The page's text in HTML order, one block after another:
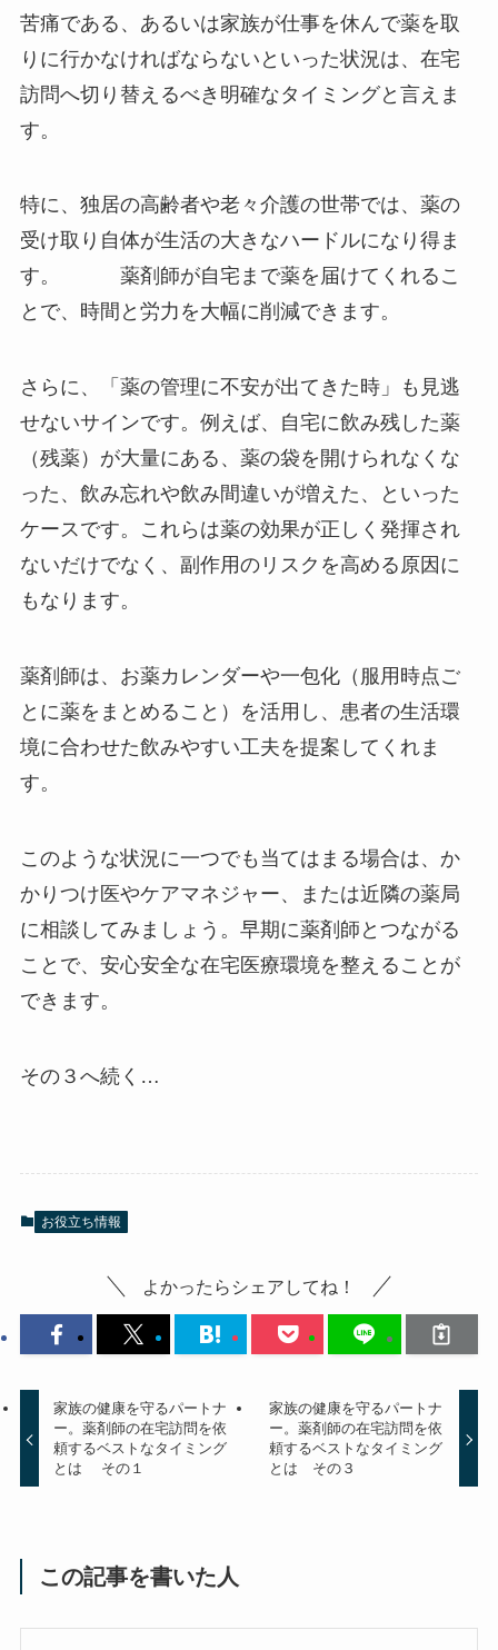
苦痛である、あるいは家族が仕事を休んで薬を取
りに行かなければならないといった状況は、在宅
訪問へ切り替えるべき明確なタイミングと言えま
す。
特に、独居の高齢者や老々介護の世帯では、薬の
受け取り自体が生活の大きなハードルになり得ま
す。 薬剤師が自宅まで薬を届けてくれるこ
とで、時間と労力を大幅に削減できます。
さらに、「薬の管理に不安が出てきた時」も見逃
せないサインです。例えば、自宅に飲み残した薬
（残薬）が大量にある、薬の袋を開けられなくな
った、飲み忘れや飲み間違いが増えた、といった
ケースです。これらは薬の効果が正しく発揮され
ないだけでなく、副作用のリスクを高める原因に
もなります。
薬剤師は、お薬カレンダーや一包化（服用時点ご
とに薬をまとめること）を活用し、患者の生活環
境に合わせた飲みやすい工夫を提案してくれま
す。
このような状況に一つでも当てはまる場合は、か
かりつけ医やケアマネジャー、または近隣の薬局
に相談してみましょう。早期に薬剤師とつながる
ことで、安心安全な在宅医療環境を整えることが
できます。
その３へ続く…
お役立ち情報
よかったらシェアしてね！
家族の健康を守るパートナ
ー。薬剤師の在宅訪問を依
頼するベストなタイミング
とは その１
家族の健康を守るパートナ
ー。薬剤師の在宅訪問を依
頼するベストなタイミング
とは その３
この記事を書いた人